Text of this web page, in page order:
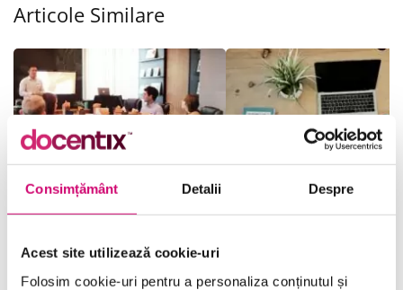
Consimțământ Detalii Despre
Acest site utilizează cookie-uri
Folosim cookie-uri pentru a personaliza conținutul și
Articole Similare
Cum imi construiesc un
brand puternic?
19/09/2025 Vizualizări:
Ce este SEO si de ce
important pentru